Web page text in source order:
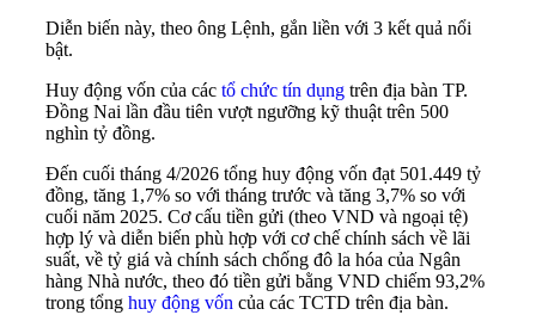
Diễn biến này, theo ông Lệnh, gắn liền với 3 kết quả nổi
bật.
Huy động vốn của các tổ chức tín dụng trên địa bàn TP.
Đồng Nai lần đầu tiên vượt ngưỡng kỹ thuật trên 500
nghìn tỷ đồng.
Đến cuối tháng 4/2026 tổng huy động vốn đạt 501.449 tỷ
đồng, tăng 1,7% so với tháng trước và tăng 3,7% so với
cuối năm 2025. Cơ cấu tiền gửi (theo VND và ngoại tệ)
hợp lý và diễn biến phù hợp với cơ chế chính sách về lãi
suất, về tỷ giá và chính sách chống đô la hóa của Ngân
hàng Nhà nước, theo đó tiền gửi bằng VND chiếm 93,2%
trong tổng huy động vốn của các TCTD trên địa bàn.